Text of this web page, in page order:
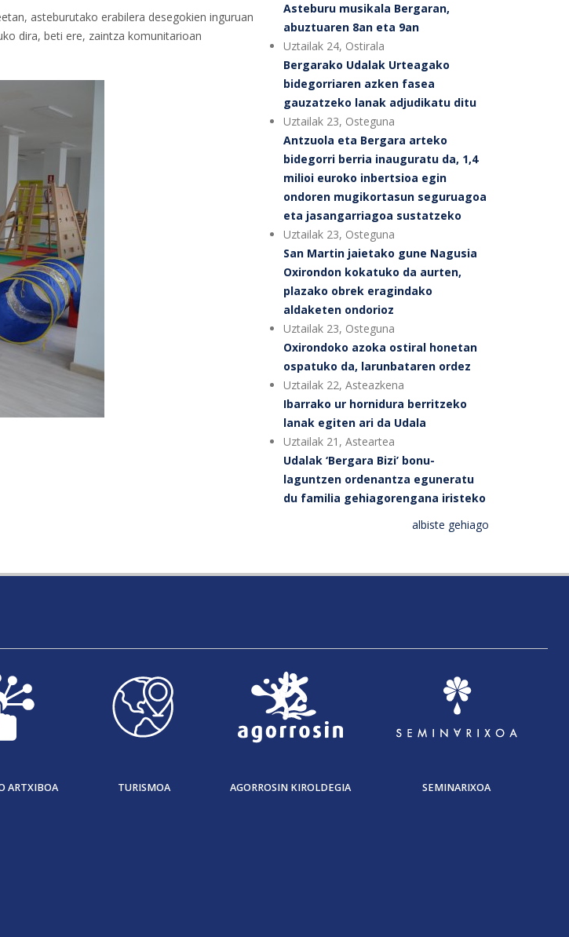
asteburutako erabilera desegokien inguruan
dira, beti ere, zaintza komunitarioan
Asteburu musikala Bergaran,
abuztuaren 8an eta 9an
Uztailak 24, Ostirala
Bergarako Udalak Urteagako
bidegorriaren azken fasea
gauzatzeko lanak adjudikatu ditu
Uztailak 23, Osteguna
Antzuola eta Bergara arteko
bidegorri berria inauguratu da, 1,4
milioi euroko inbertsioa egin
ondoren mugikortasun seguruagoa
eta jasangarriagoa sustatzeko
Uztailak 23, Osteguna
San Martin jaietako gune Nagusia
Oxirondon kokatuko da aurten,
plazako obrek eragindako
aldaketen ondorioz
Uztailak 23, Osteguna
Oxirondoko azoka ostiral honetan
ospatuko da, larunbataren ordez
Uztailak 22, Asteazkena
Ibarrako ur hornidura berritzeko
lanak egiten ari da Udala
Uztailak 21, Asteartea
Udalak ‘Bergara Bizi’ bonu-
laguntzen ordenantza eguneratu
du familia gehiagorengana iristeko
albiste gehiago
ARTXIBOA TURISMOA AGORROSIN KIROLDEGIA SEMINARIXOA